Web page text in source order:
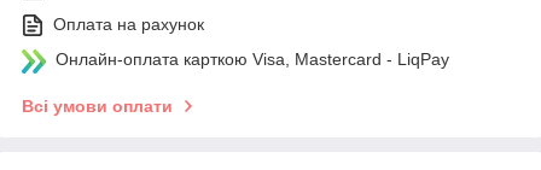
Оплата на рахунок
Онлайн-оплата карткою Visa, Mastercard - LiqPay
Всі умови оплати